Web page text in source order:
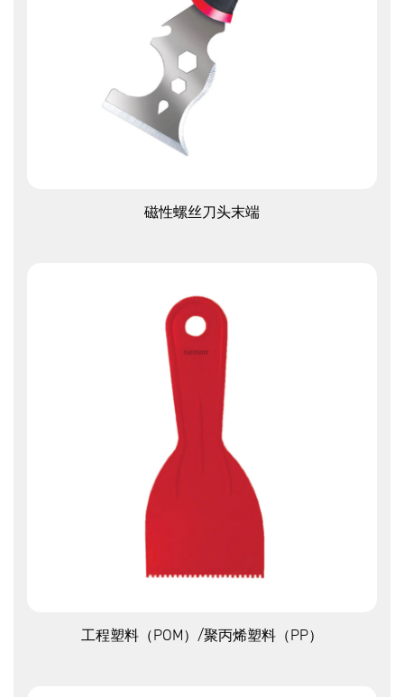
查看更多
磁性螺丝刀头末端
查看更多
工程塑料（POM）/聚丙烯塑料（PP）